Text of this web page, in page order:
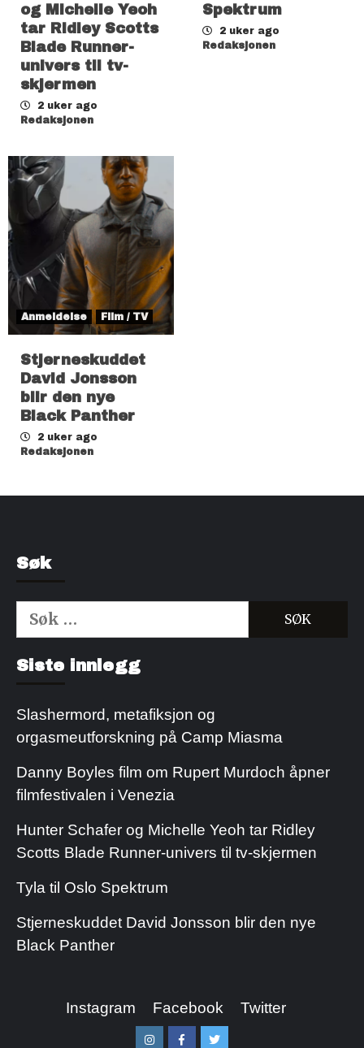
og Michelle Yeoh
tar Ridley Scotts
Blade Runner-
univers til tv-
skjermen
2 uker ago
Redaksjonen
Spektrum
2 uker ago
Redaksjonen
Anmeldelse Film / TV
Stjerneskuddet
David Jonsson
blir den nye
Black Panther
2 uker ago
Redaksjonen
Søk
Søk
etter:
Siste innlegg
Slashermord, metafiksjon og
orgasmeutforskning på Camp Miasma
Danny Boyles film om Rupert Murdoch åpner
filmfestivalen i Venezia
Hunter Schafer og Michelle Yeoh tar Ridley
Scotts Blade Runner-univers til tv-skjermen
Tyla til Oslo Spektrum
Stjerneskuddet David Jonsson blir den nye
Black Panther
Instagram Facebook Twitter